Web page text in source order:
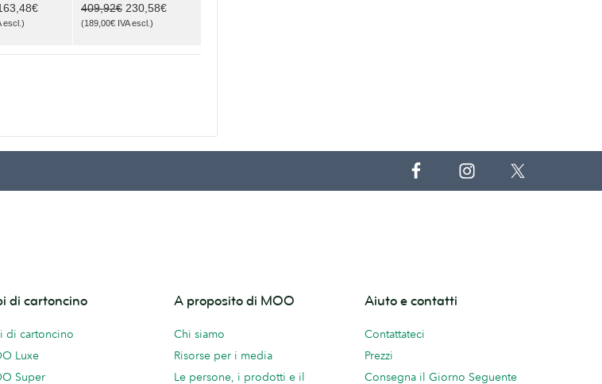
escl. )
409,92€ 230,58€
(189,00€ IVA escl. )
di cartoncino
di cartoncino
Luxe
Super
A proposito di MOO
Chi siamo
Risorse per i media
Le persone, i prodotti e il
Aiuto e contatti
Contattateci
Prezzi
Consegna il Giorno Seguente